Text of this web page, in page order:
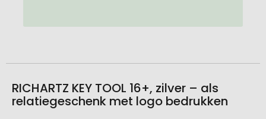
RICHARTZ KEY TOOL 16+, zilver – als
relatiegeschenk met logo bedrukken